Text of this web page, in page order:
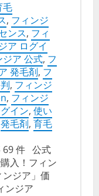
毛
, フィンジ
ンス, フィ
ア ログイ
ジア 公式, フ
発毛剤, フ
, フィンジ
, フィンジ
イン, 使い
発毛剤, 育毛
69 件 公式
入！フィン
ジア」価
ンジア